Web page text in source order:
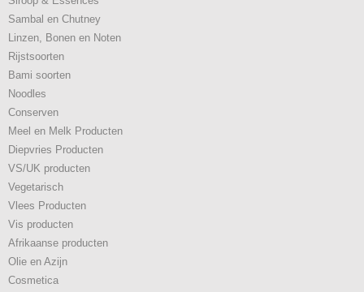
Sambal en Chutney
Linzen, Bonen en Noten
Rijstsoorten
Bami soorten
Noodles
Conserven
Meel en Melk Producten
Diepvries Producten
VS/UK producten
Vegetarisch
Vlees Producten
Vis producten
Afrikaanse producten
Olie en Azijn
Cosmetica